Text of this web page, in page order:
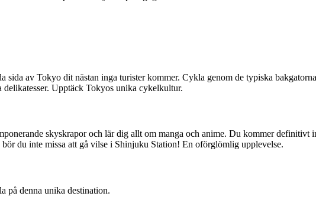
av Tokyo dit nästan inga turister kommer. Cykla genom de typiska
delikatesser. Upptäck Tokyos unika cykelkultur.
skyskrapor och lär dig allt om manga och anime. Du kommer definitivt
du inte missa att gå vilse i Shinjuku Station! En oförglömlig upplevelse.
på denna unika destination.